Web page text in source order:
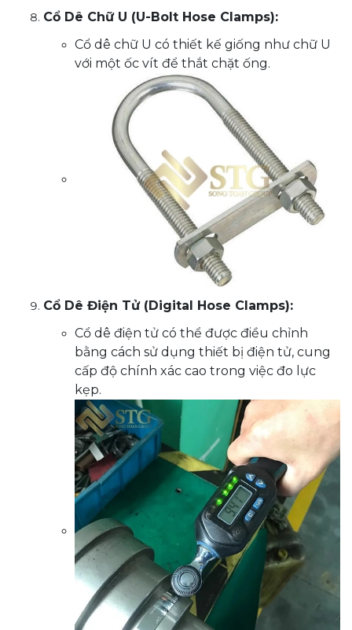
Cổ Dê Chữ U (U-Bolt Hose Clamps):
Cổ dê chữ U có thiết kế giống như chữ U
với một ốc vít để thắt chặt ống.
Cổ Dê Điện Tử (Digital Hose Clamps):
Cổ dê điện tử có thể được điều chỉnh
bằng cách sử dụng thiết bị điện tử, cung
cấp độ chính xác cao trong việc đo lực
kẹp.